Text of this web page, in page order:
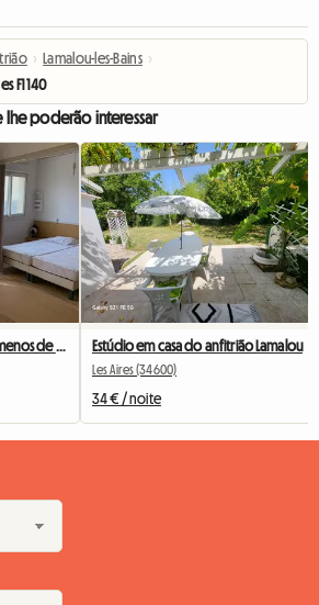
› Lamalou-les-Bains ›
F1 140
poderão interessar
Estúdio em casa do anfitrião Lamalou
Les Aires (34600)
34 € / noite